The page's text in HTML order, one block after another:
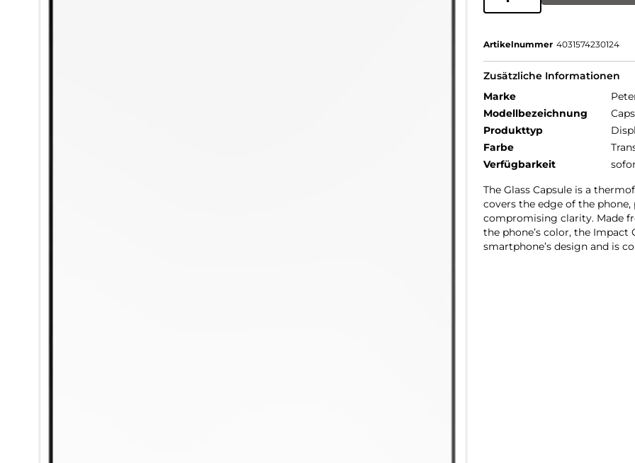
Artikelnummer 4031574230124
Zusätzliche Informationen
Marke
Modellbezeichnung
Produkttyp
Farbe
Verfügbarkeit
The Glass Capsule is a
covers the edge of the
compromising clarity. Made
the phone’s color, the Impact
smartphone’s design and is